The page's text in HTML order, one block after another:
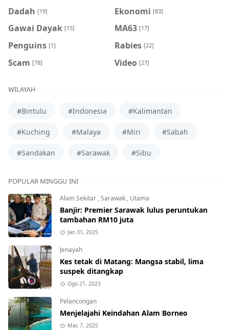
Dadah [19] Ekonomi [83]
Gawai Dayak [15] MA63 [17]
Penguins [1] Rabies [22]
Scam [78] Video [27]
WILAYAH
#Bintulu #Indonesia #Kalimantan
#Kuching #Malaya #Miri #Sabah
#Sandakan #Sarawak #Sibu
POPULAR MINGGU INI
Alam Sekitar,Sarawak, Utama
Banjir: Premier Sarawak lulus peruntukan
tambahan RM10 juta
Jan 31, 2025
Jenayah
Kes tetak di Matang: Mangsa stabil, lima
suspek ditangkap
Ogo 21, 2023
Pelancongan
Menjelajahi Keindahan Alam Borneo
Mac 7, 2025